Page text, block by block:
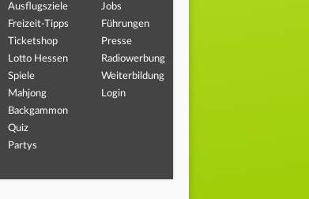
Ausflugsziele
Freizeit-Tipps
Ticketshop
Lotto Hessen
Spiele
Mahjong
Backgammon
Quiz
Partys
Jobs
Führungen
Presse
Radiowerbung
Weiterbildung
Login